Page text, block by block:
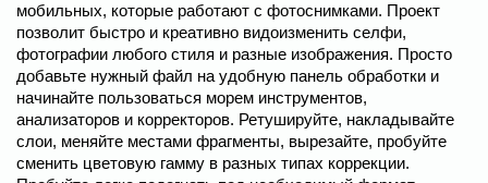
мобильных, которые работают с фотоснимками. Проект
позволит быстро и креативно видоизменить селфи,
фотографии любого стиля и разные изображения. Просто
добавьте нужный файл на удобную панель обработки и
начинайте пользоваться морем инструментов,
анализаторов и корректоров. Ретушируйте, накладывайте
слои, меняйте местами фрагменты, вырезайте, пробуйте
сменить цветовую гамму в разных типах коррекции.